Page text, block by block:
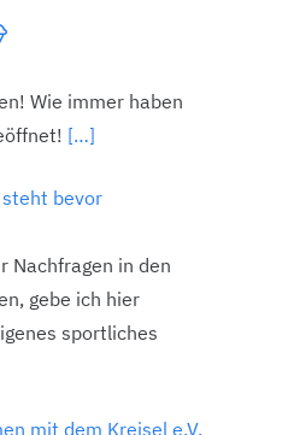
Wie immer haben
[…]
steht bevor
Nachfragen in den
gebe ich hier
sportliches
mit dem Kreisel e.V.